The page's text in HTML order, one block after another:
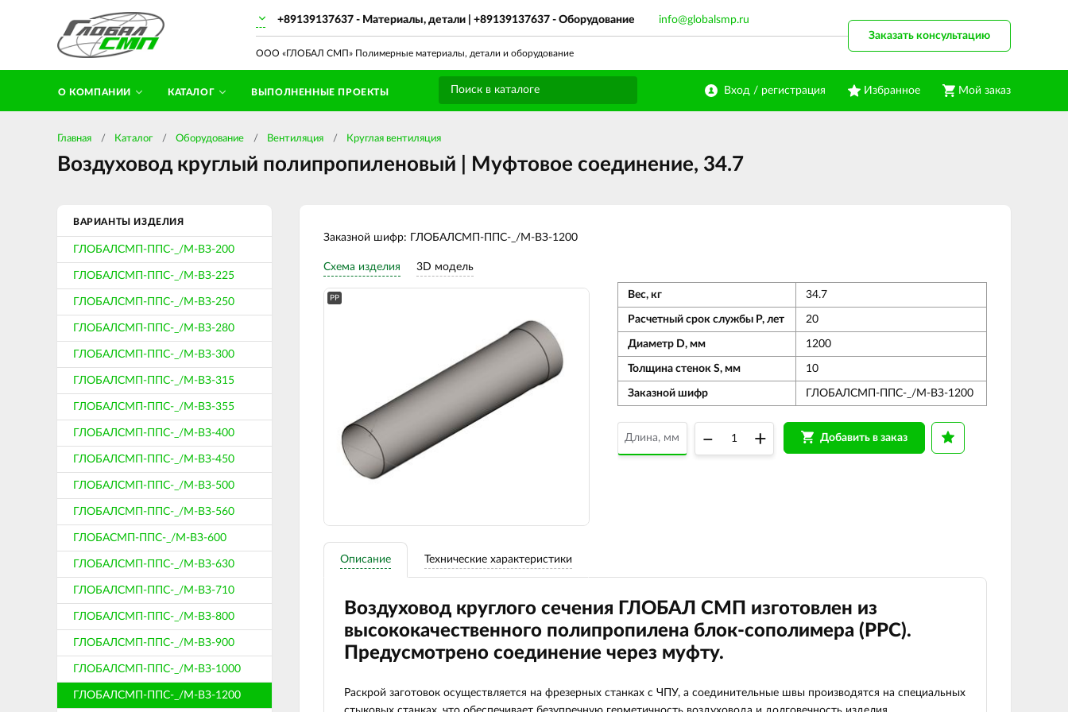
ООО «ГЛОБАЛ СМП» Полимерные материалы, детали и оборудование
+89139137637 - Материалы, детали | +89139137637 - Оборудование info@globalsmp.ru
Вход / регистрация Избранное Мой заказ
О КОМПАНИИ КАТАЛОГ ВЫПОЛНЕННЫЕ ПРОЕКТЫ
Заказать консультацию
Главная Каталог Оборудование Вентиляция Круглая вентиляция
Воздуховод круглый полипропиленовый | Муфтовое соединение, 34.7
ВАРИАНТЫ ИЗДЕЛИЯ
ГЛОБАЛСМП-ППС-_/М-ВЗ-200
ГЛОБАЛСМП-ППС-_/М-ВЗ-225
ГЛОБАЛСМП-ППС-_/М-ВЗ-250
ГЛОБАЛСМП-ППС-_/М-ВЗ-280
ГЛОБАЛСМП-ППС-_/М-ВЗ-300
ГЛОБАЛСМП-ППС-_/М-ВЗ-315
ГЛОБАЛСМП-ППС-_/М-ВЗ-355
ГЛОБАЛСМП-ППС-_/М-ВЗ-400
ГЛОБАЛСМП-ППС-_/М-ВЗ-450
ГЛОБАЛСМП-ППС-_/М-ВЗ-500
ГЛОБАЛСМП-ППС-_/М-ВЗ-560
ГЛОБАСМП-ППС-_/М-ВЗ-600
ГЛОБАЛСМП-ППС-_/М-ВЗ-630
ГЛОБАЛСМП-ППС-_/М-ВЗ-710
ГЛОБАЛСМП-ППС-_/М-ВЗ-800
ГЛОБАЛСМП-ППС-_/М-ВЗ-900
ГЛОБАЛСМП-ППС-_/М-ВЗ-1000
ГЛОБАЛСМП-ППС-_/М-ВЗ-1200
Заказной шифр: ГЛОБАЛСМП-ППС-_/М-ВЗ-1200
Схема изделия 3D модель
PP Вес, кг 34.7
Расчетный срок службы Р, лет 20
Диаметр D, мм 1200
Толщина стенок S, мм 10
Заказной шифр ГЛОБАЛСМП-ППС-_/М-ВЗ-1200
– + Добавить в заказ
Описание Технические характеристики
Воздуховод круглого сечения ГЛОБАЛ СМП изготовлен из
высококачественного полипропилена блок-сополимера (РРС).
Предусмотрено соединение через муфту.
Раскрой заготовок осуществляется на фрезерных станках с ЧПУ, а соединительные швы производятся на специальных